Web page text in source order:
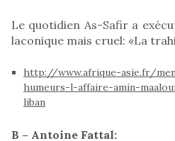
Le quotidien As-Safir a
laconique mais cruel: «La
http://www.afrique-asie.fr/
humeurs-l-affaire-amin-
liban
B – Antoine Fattal: